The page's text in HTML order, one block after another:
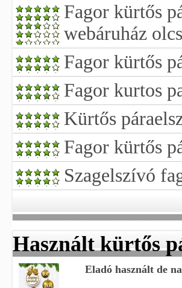
Fagor kürtős
webáruház
Fagor kürtős
Fagor kurtos
Kürtős
Fagor kürtős
Szagelszívó
Használt kürtős
Eladó használt de